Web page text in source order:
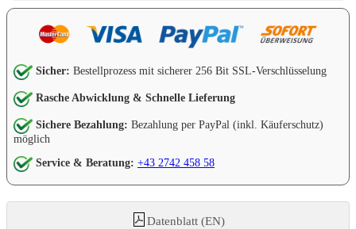
Sicher: Bestellprozess mit sicherer 256 Bit SSL-Verschlüsselung
Rasche Abwicklung & Schnelle Lieferung
Sichere Bezahlung: Bezahlung per PayPal (inkl. Käuferschutz)
möglich
Service & Beratung: +43 2742 458 58
Datenblatt (EN)